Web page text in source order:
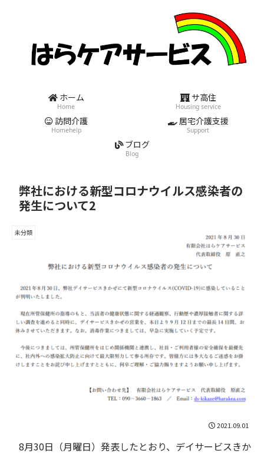
ホーム
Home
サ高住
Housing service
訪問介護
Homehelp
居宅介護支援
Support
ブログ
Blog
弊社における新型コロナウイルス感染者の
発生について2
未分類
2021.09.01
8月30日（月曜日）発表したとおり、デイサービスきか